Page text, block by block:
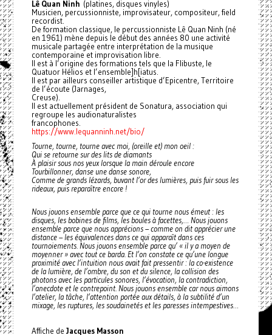
Lê Quan Ninh (platines, disques vinyles)
Musicien, percussionniste, improvisateur, compositeur, field
recordist.
De formation classique, le percussionniste Lê Quan Ninh (né
en 1961) mène depuis le début des années 80 une activité
musicale partagée entre interprétation de la musique
contemporaine et improvisation libre.
Il est à l’origine des formations tels que la Flibuste, le
Quatuor Hélios et l’ensemble]h[iatus.
Il est par ailleurs conseiller artistique d’Epicentre, Territoire
de l’écoute (Jarnages,
Creuse).
Il est actuellement président de Sonatura, association qui
regroupe les audionaturalistes
francophones.
https://www.lequanninh.net/bio/
Tourne, tourne, tourne avec moi, (oreille et) mon oeil :
Qui se retourne sur des lits de diamants
À plaisir sous nos yeux lorsque la main déroule encore
Tourbillonner, danse une danse sonore,
Comme de grands lézards, buvant l’or des lumières, puis fuir sous les
rideaux, puis reparaître encore !
Nous jouons ensemble parce que ce qui tourne nous émeut : les
disques, les bobines de films, les boules à facettes,… Nous jouons
ensemble parce que nous apprécions – comme on dit apprécier une
distance – les équivalences dans ce qui apparaît dans ces
tournoiements. Nous jouons ensemble parce qu’ « il y a moyen de
moyenner » avec tout ce barda. Et l’on constate ce qu’une longue
proximité avec l’intuition nous avait fait pressentir : la co-existence
de la lumière, de l’ombre, du son et du silence, la collision des
photons avec les particules sonores, l’évocation, la contradiction,
l’anecdote et le contrepoint. Nous jouons ensemble car nous aimons
l’atelier, la tâche, l’attention portée aux détails, à la subtilité d’un
mixage, les ruptures, les soudainetés et les paresses intempestives…
Affiche de Jacques Masson